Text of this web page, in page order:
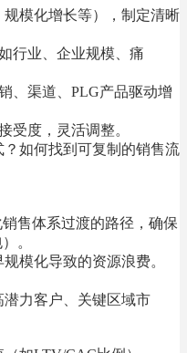
规模化增长等），制定清晰
行业、企业规模、痛
、渠道、 PLG产品驱动增
受度，灵活调整。
？如何找到可复制的销售流
售体系过渡的路径，确保
。
模化导致的资源浪费。
力客户、关键区域市